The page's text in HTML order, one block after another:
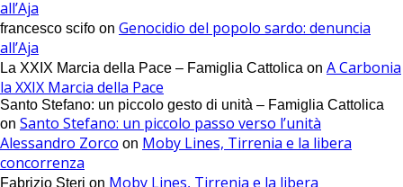
all’Aja
francesco scifo on Genocidio del popolo sardo: denuncia
all’Aja
La XXIX Marcia della Pace – Famiglia Cattolica on A Carbonia
la XXIX Marcia della Pace
Santo Stefano: un piccolo gesto di unità – Famiglia Cattolica
on Santo Stefano: un piccolo passo verso l’unità
Alessandro Zorco on Moby Lines, Tirrenia e la libera
concorrenza
Fabrizio Steri on Moby Lines, Tirrenia e la libera